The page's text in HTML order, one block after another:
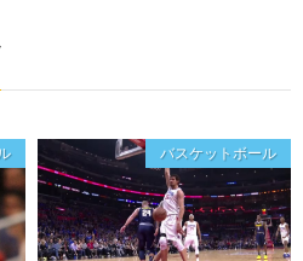
バスケットボール